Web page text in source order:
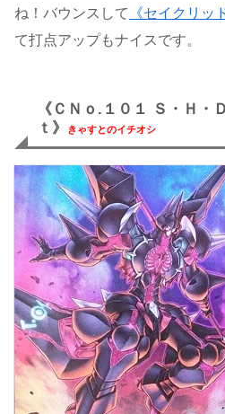
ね！バウンスして
《セイクリッ
て打点アップもナイスです。
《ＣＮｏ.１０１ Ｓ・Ｈ・
ｔ》
きゃすとのイチオシ